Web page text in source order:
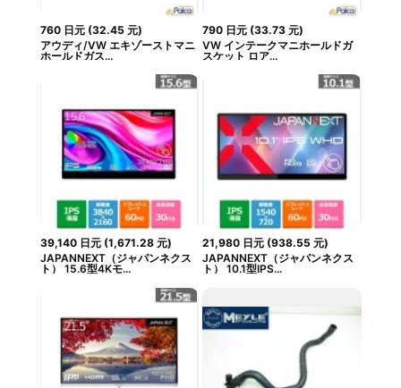
760 日元(32.45 元)
アウディ/VW エキゾーストマニ
ホールドガス...
790 日元 (33.73 元)
VW インテークマニホールドガ
スケット ロア...
39,140 日元(1,671.28 元)
JAPANNEXT（ジャパンネクス
ト） 15.6型4Kモ...
21,980 日元 (938.55 元)
JAPANNEXT（ジャパンネクス
ト） 10.1型IPS...